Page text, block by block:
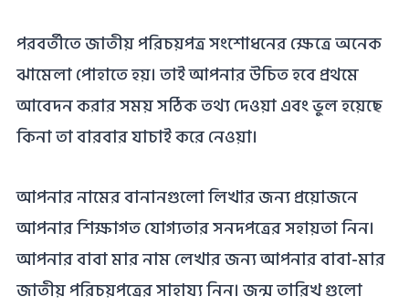
পরবর্তীতে জাতীয় পরিচয়পত্র সংশোধনের ক্ষেত্রে অনেক
ঝামেলা পোহাতে হয়। তাই আপনার উচিত হবে প্রথমে
আবেদন করার সময় সঠিক তথ্য দেওয়া এবং ভুল হয়েছে
কিনা তা বারবার যাচাই করে নেওয়া।
আপনার নামের বানানগুলো লিখার জন্য প্রয়োজনে
আপনার শিক্ষাগত যোগ্যতার সনদপত্রের সহায়তা নিন।
আপনার বাবা মার নাম লেখার জন্য আপনার বাবা-মার
জাতীয় পরিচয়পত্রের সাহায্য নিন। জন্ম তারিখ গুলো